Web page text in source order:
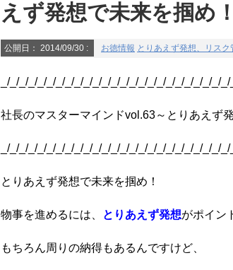
えず発想で未来を掴め
公開日： 2014/09/30 : お徳情報 とりあえず発想、リス
_/_/_/_/_/_/_/_/_/_/_/_/_/_/_/_/_/_/_/_/_/_/_/_/
社長のマスターマインドvol.63～とりあえず
_/_/_/_/_/_/_/_/_/_/_/_/_/_/_/_/_/_/_/_/_/_/_/_/
とりあえず発想で未来を掴め！
物事を進めるには、 とりあえず発想がポイン
もちろん周りの納得もあるんですけど、